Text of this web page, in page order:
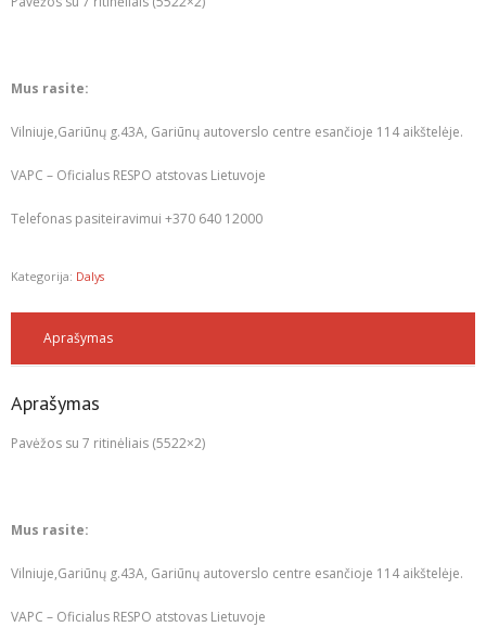
Mus rasite:
Vilniuje,Gariūnų g.43A, Gariūnų autoverslo centre esančioje 114 aikštelėje.
VAPC – Oficialus RESPO atstovas Lietuvoje
Telefonas pasiteiravimui +370 640 12000
Kategorija: Dalys
Aprašymas
Aprašymas
Pavėžos su 7 ritinėliais (5522×2)
Mus rasite:
Vilniuje,Gariūnų g.43A, Gariūnų autoverslo centre esančioje 114 aikštelėje.
VAPC – Oficialus RESPO atstovas Lietuvoje